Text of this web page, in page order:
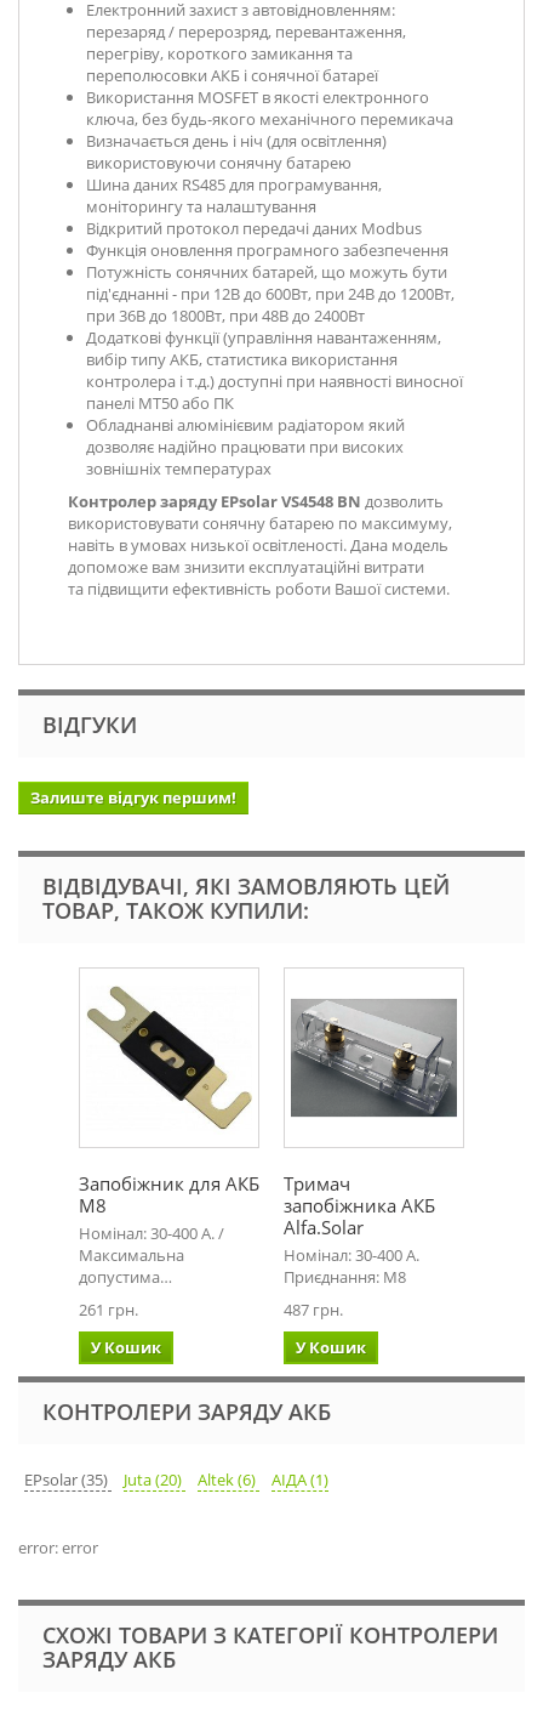
Електронний захист з автовідновленням:
перезаряд / перерозряд, перевантаження,
перегріву, короткого замикання та
переполюсовки АКБ і сонячної батареї
Використання MOSFET в якості електронного
ключа, без будь-якого механічного перемикача
Визначається день і ніч (для освітлення)
використовуючи сонячну батарею
Шина даних RS485 для програмування,
моніторингу та налаштування
Відкритий протокол передачі даних Modbus
Функція оновлення програмного забезпечення
Потужність сонячних батарей, що можуть бути
під'єднанні - при 12В до 600Вт, при 24В до 1200Вт,
при 36В до 1800Вт, при 48В до 2400Вт
Додаткові функції (управління навантаженням,
вибір типу АКБ, статистика використання
контролера і т.д.) доступні при наявності виносної
панелі MT50 або ПК
Обладнанві алюмінієвим радіатором який
дозволяє надійно працювати при високих
зовнішніх температурах
Контролер заряду EPsolar VS4548 BN дозволить
використовувати сонячну батарею по максимуму,
навіть в умовах низької освітленості. Дана модель
допоможе вам знизити експлуатаційні витрати
та підвищити ефективність роботи Вашої системи.
ВІДГУКИ
Залиште відгук першим!
ВІДВІДУВАЧІ, ЯКІ ЗАМОВЛЯЮТЬ ЦЕЙ
ТОВАР, ТАКОЖ КУПИЛИ:
Запобіжник для АКБ
М8
Номінал: 30-400 А. /
Максимальна
допустима…
261 грн.
У Кошик
Тримач
запобіжника АКБ
Alfa.Solar
Номінал: 30-400 А.
Приєднання: М8
487 грн.
У Кошик
КОНТРОЛЕРИ ЗАРЯДУ АКБ
EPsolar (35) Juta (20) Altek (6) АІДА (1)
error: error
СХОЖІ ТОВАРИ З КАТЕГОРІЇ КОНТРОЛЕРИ
ЗАРЯДУ АКБ